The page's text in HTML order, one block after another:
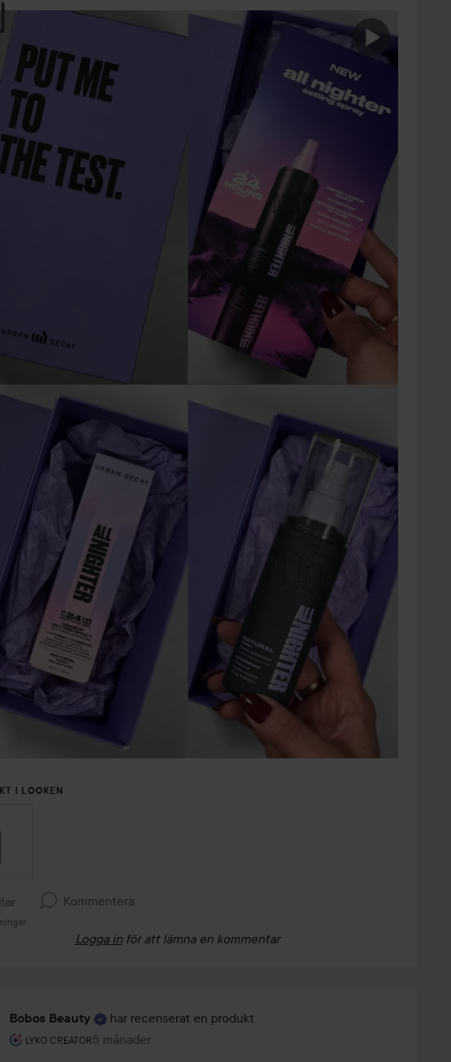
I LOOKEN
Kommentera
Logga in för att lämna en kommentar
Bobos Beauty har recenserat en produkt
LYKO CREATOR
Användarens roll: Lyko Creator.
5 månader
Inlägget skapades 5 månader